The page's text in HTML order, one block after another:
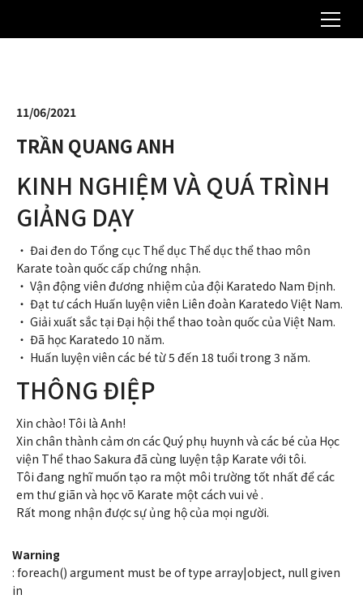
11/06/2021
TRẦN QUANG ANH
KINH NGHIỆM VÀ QUÁ TRÌNH
GIẢNG DẠY
・ Đai đen do Tổng cục Thể dục Thể dục thể thao môn
Karate toàn quốc cấp chứng nhận.
・ Vận động viên đương nhiệm của đội Karatedo Nam Định.
・ Đạt tư cách Huấn luyện viên Liên đoàn Karatedo Việt Nam.
・ Giải xuất sắc tại Đại hội thể thao toàn quốc của Việt Nam.
・ Đã học Karatedo 10 năm.
・ Huấn luyện viên các bé từ 5 đến 18 tuổi trong 3 năm.
THÔNG ĐIỆP
Xin chào! Tôi là Anh!
Xin chân thành cảm ơn các Quý phụ huynh và các bé của Học
viện Thể thao Sakura đã cùng luyện tập Karate với tôi.
Tôi đang nghĩ muốn tạo ra một môi trường tốt nhất để các
em thư giãn và học võ Karate một cách vui vẻ .
Rất mong nhận được sự ủng hộ của mọi người.
Warning
: foreach() argument must be of type array|object, null given
in